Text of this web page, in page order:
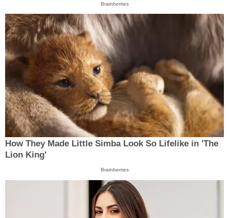
Brainberries
How They Made Little Simba Look So Lifelike in 'The
Lion King'
Brainberries